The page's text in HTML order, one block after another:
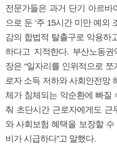
전문가들은 과거 단기 아르바
으로 둔 ‘주 15시간 미만 예외
감의 합법적 탈출구로 악용하
하다고 지적한다. 부산노동
장은 “일자리를 인위적으로
로자 소득 저하와 사회안전망
체가 침체되는 악순환에 빠질
춰 초단시간 근로자에게도 근
와 사회보험 혜택을 보장할
비가 시급하다”고 말했다.